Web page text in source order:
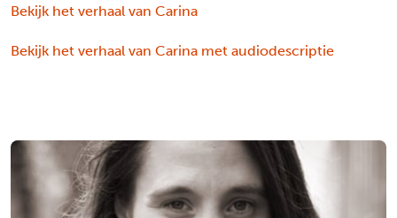
Bekijk het verhaal van Carina
Bekijk het verhaal van Carina met audiodescriptie